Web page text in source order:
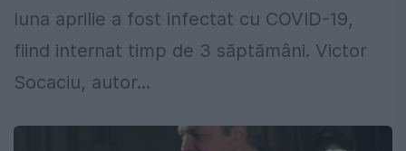
luna aprilie a fost infectat cu COVID-19,
fiind internat timp de 3 săptămâni. Victor
Socaciu, autor...